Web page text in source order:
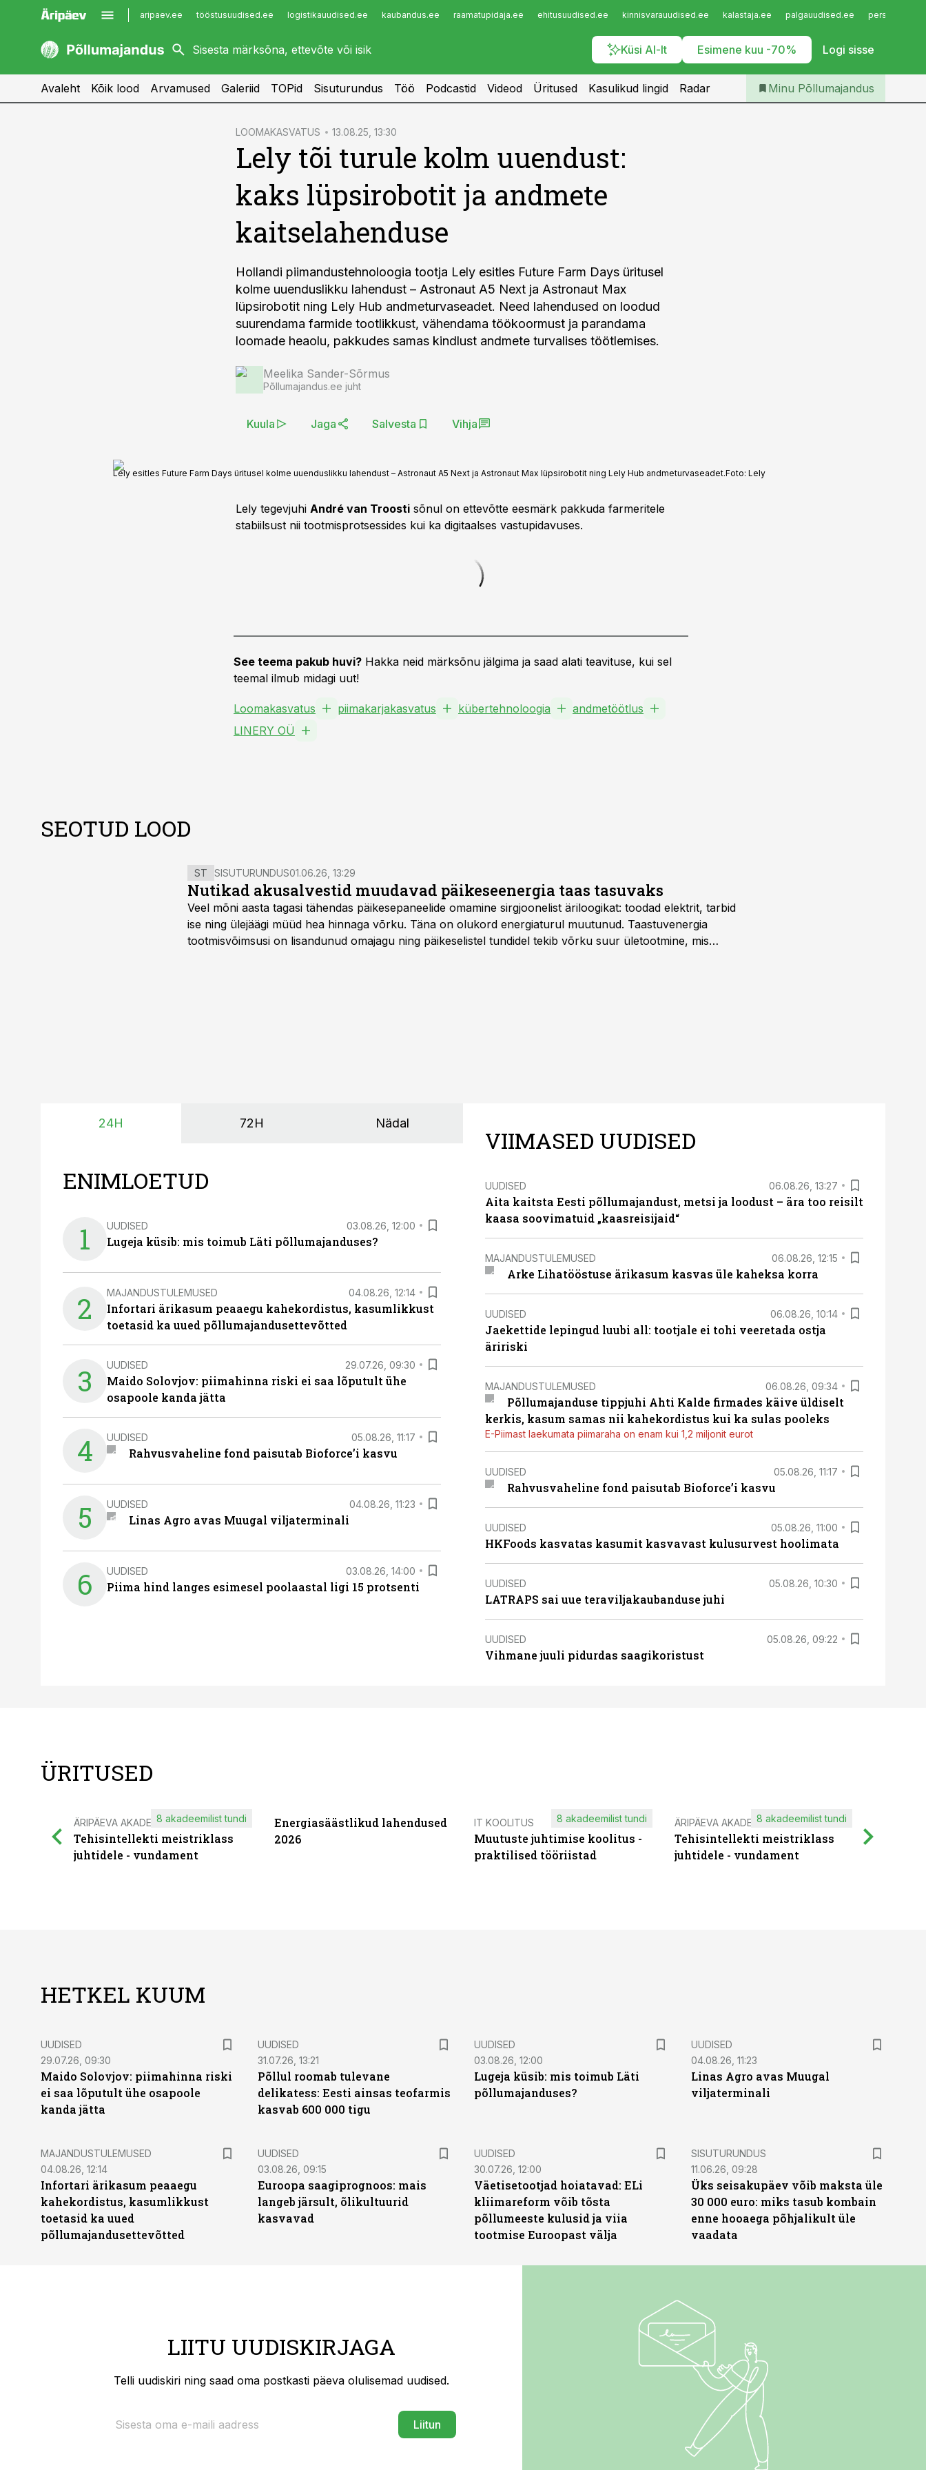
aripaev.ee tööstusuudised.ee logistikauudised.ee kaubandus.ee raamatupidaja.ee ehitusuudised.ee kinnisvarauudised.ee kalastaja.ee palgauudised.ee
Küsi AI-lt Esimene kuu -70% Logi sisse
kaubandus.ee
kinnisvarauudised.ee
imelineajalugu.ee
Infopank
Iseteenindus
Telli Põllumajandus
Avaleht Kõik lood Arvamused Galeriid TOPid Sisuturundus Töö Podcastid Videod Üritused Kasulikud lingid Radar Minu Põllumajandus
LOOMAKASVATUS 13.08.25, 13:30
Lely tõi turule kolm uuendust:
kaks lüpsirobotit ja andmete
kaitselahenduse
Hollandi piimandustehnoloogia tootja Lely esitles Future Farm Days üritusel
kolme uuenduslikku lahendust – Astronaut A5 Next ja Astronaut Max
lüpsirobotit ning Lely Hub andmeturvaseadet. Need lahendused on loodud
suurendama farmide tootlikkust, vähendama töökoormust ja parandama
loomade heaolu, pakkudes samas kindlust andmete turvalises töötlemises.
Meelika Sander-Sõrmus
Põllumajandus.ee juht
Kuula Jaga Salvesta Vihja
Lely esitles Future Farm Days üritusel kolme uuenduslikku lahendust – Astronaut A5 Next ja Astronaut Max lüpsirobotit ning Lely Hub andmeturvaseadet.Foto: Lely
Lely tegevjuhi André van Troosti sõnul on ettevõtte eesmärk pakkuda farmeritele
stabiilsust nii tootmisprotsessides kui ka digitaalses vastupidavuses.
See teema pakub huvi? Hakka neid märksõnu jälgima ja saad alati teavituse, kui sel
teemal ilmub midagi uut!
Loomakasvatus piimakarjakasvatus kübertehnoloogia
andmetöötlus
LINERY OÜ
SEOTUD LOOD
ST SISUTURUNDUS01.06.26, 13:29
Nutikad akusalvestid muudavad päikeseenergia taas tasuvaks
Veel mõni aasta tagasi tähendas päikesepaneelide omamine sirgjoonelist äriloogikat: toodad elektrit, tarbid
ise ning ülejäägi müüd hea hinnaga võrku. Täna on olukord energiaturul muutunud. Taastuvenergia
tootmisvõimsusi on lisandunud omajagu ning päikeselistel tundidel tekib võrku suur ületootmine, mis
24H 72H Nädal
ENIMLOETUD
1 UUDISED 03.08.26, 12:00
Lugeja küsib: mis toimub Läti põllumajanduses?
2 MAJANDUSTULEMUSED 04.08.26, 12:14
Infortari ärikasum peaaegu kahekordistus, kasumlikkust
toetasid ka uued põllumajandusettevõtted
3 UUDISED 29.07.26, 09:30
Maido Solovjov: piimahinna riski ei saa lõputult ühe
osapoole kanda jätta
4 UUDISED 05.08.26, 11:17
Rahvusvaheline fond paisutab Bioforce’i kasvu
5 UUDISED 04.08.26, 11:23
Linas Agro avas Muugal viljaterminali
6 UUDISED 03.08.26, 14:00
Piima hind langes esimesel poolaastal ligi 15 protsenti
VIIMASED UUDISED
UUDISED 06.08.26, 13:27
Aita kaitsta Eesti põllumajandust, metsi ja loodust – ära too reisilt
kaasa soovimatuid „kaasreisijaid“
MAJANDUSTULEMUSED 06.08.26, 12:15
Arke Lihatööstuse ärikasum kasvas üle kaheksa korra
UUDISED 06.08.26, 10:14
Jaekettide lepingud luubi all: tootjale ei tohi veeretada ostja
äririski
MAJANDUSTULEMUSED 06.08.26, 09:34
Põllumajanduse tippjuhi Ahti Kalde firmades käive üldiselt
kerkis, kasum samas nii kahekordistus kui ka sulas pooleks
E-Piimast laekumata piimaraha on enam kui 1,2 miljonit eurot
UUDISED 05.08.26, 11:17
Rahvusvaheline fond paisutab Bioforce’i kasvu
UUDISED 05.08.26, 11:00
HKFoods kasvatas kasumit kasvavast kulusurvest hoolimata
UUDISED 05.08.26, 10:30
LATRAPS sai uue teraviljakaubanduse juhi
UUDISED 05.08.26, 09:22
Vihmane juuli pidurdas saagikoristust
ÜRITUSED
ÄRIPÄEVA AKADEEMIA
Tehisintellekti meistriklass
juhtidele - vundament
8 akadeemilist tundi
Energiasäästlikud lahendused
2026
IT KOOLITUS
Muutuste juhtimise koolitus -
praktilised tööriistad
8 akadeemilist tundi ÄRIPÄEVA AKADEEMIA
Tehisintellekti meistriklass
juhtidele - vundament
8 akadeemilist tundi
HETKEL KUUM
UUDISED
29.07.26, 09:30
Maido Solovjov: piimahinna riski
ei saa lõputult ühe osapoole
kanda jätta
UUDISED
31.07.26, 13:21
Põllul roomab tulevane
delikatess: Eesti ainsas teofarmis
kasvab 600 000 tigu
UUDISED
03.08.26, 12:00
Lugeja küsib: mis toimub Läti
põllumajanduses?
UUDISED
04.08.26, 11:23
Linas Agro avas Muugal
viljaterminali
MAJANDUSTULEMUSED
04.08.26, 12:14
Infortari ärikasum peaaegu
kahekordistus, kasumlikkust
toetasid ka uued
põllumajandusettevõtted
UUDISED
03.08.26, 09:15
Euroopa saagiprognoos: mais
langeb järsult, õlikultuurid
kasvavad
UUDISED
30.07.26, 12:00
Väetisetootjad hoiatavad: ELi
kliimareform võib tõsta
põllumeeste kulusid ja viia
tootmise Euroopast välja
ST
SISUTURUNDUS
11.06.26, 09:28
Üks seisakupäev võib maksta üle
30 000 euro: miks tasub kombain
enne hooaega põhjalikult üle
vaadata
LIITU UUDISKIRJAGA
Telli uudiskiri ning saad oma postkasti päeva olulisemad uudised.
Liitun